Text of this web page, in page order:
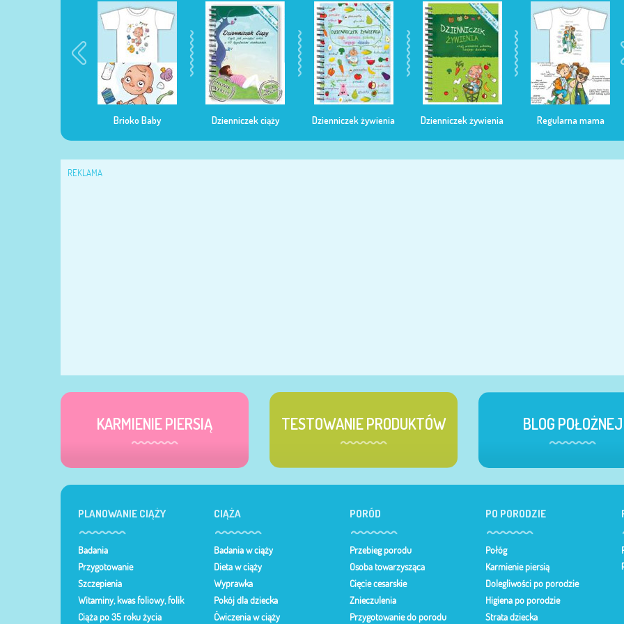
Brioko Baby Dzienniczek ciąży Dzienniczek żywienia Dzienniczek żywienia Regularna mama
REKLAMA
KARMIENIE PIERSIĄ TESTOWANIE PRODUKTÓW BLOG POŁOŻNEJ
PLANOWANIE CIĄŻY
Badania
Przygotowanie
Szczepienia
Witaminy, kwas foliowy, folik
Ciąża po 35 roku życia
CIĄŻA
Badania w ciąży
Dieta w ciąży
Wyprawka
Pokój dla dziecka
Ćwiczenia w ciąży
PORÓD
Przebieg porodu
Osoba towarzysząca
Cięcie cesarskie
Znieczulenia
Przygotowanie do porodu
PO PORODZIE
Połóg
Karmienie piersią
Dolegliwości po porodzie
Higiena po porodzie
Strata dziecka